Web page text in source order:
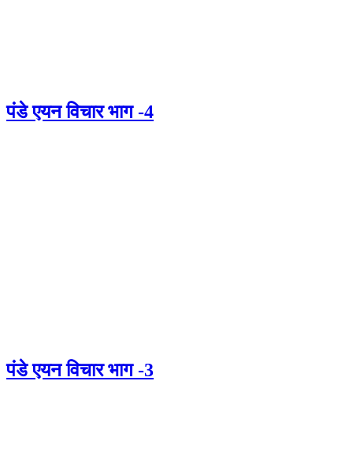
पंडे एयन विचार भाग -4
पंडे एयन विचार भाग -3